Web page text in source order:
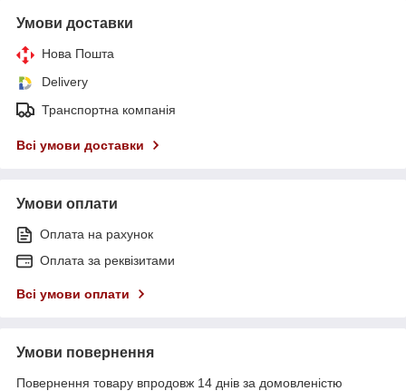
Умови доставки
Нова Пошта
Delivery
Транспортна компанія
Всі умови доставки
Умови оплати
Оплата на рахунок
Оплата за реквізитами
Всі умови оплати
Умови повернення
Повернення товару впродовж 14 днів за домовленістю